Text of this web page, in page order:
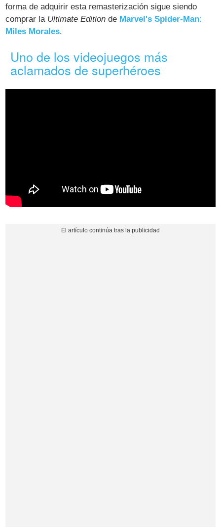
forma de adquirir esta remasterización sigue siendo
comprar la Ultimate Edition de Marvel's Spider-Man:
Miles Morales.
Uno de los videojuegos más
aclamados de superhéroes